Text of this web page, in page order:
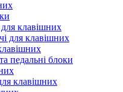
клавішних
для клавішних
педальні блоки
клавішних